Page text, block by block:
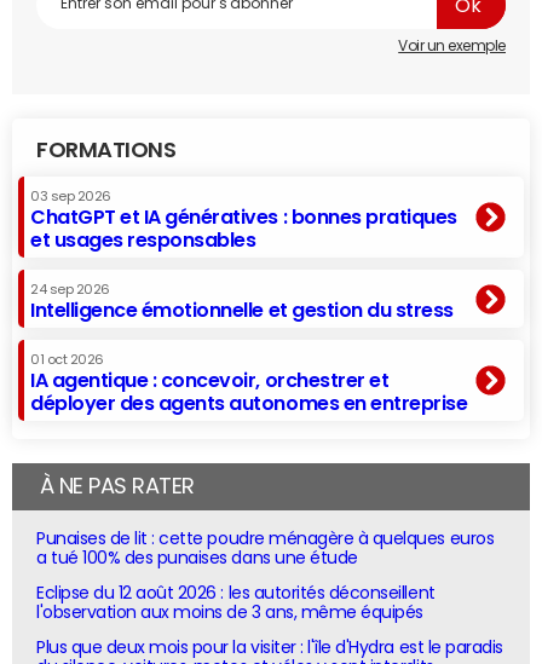
Voir un exemple
FORMATIONS
03 sep 2026
ChatGPT et IA génératives : bonnes pratiques
et usages responsables
24 sep 2026
Intelligence émotionnelle et gestion du stress
01 oct 2026
IA agentique : concevoir, orchestrer et
déployer des agents autonomes en entreprise
À NE PAS RATER
Punaises de lit : cette poudre ménagère à quelques euros
a tué 100% des punaises dans une étude
Eclipse du 12 août 2026 : les autorités déconseillent
l'observation aux moins de 3 ans, même équipés
Plus que deux mois pour la visiter : l'île d'Hydra est le paradis